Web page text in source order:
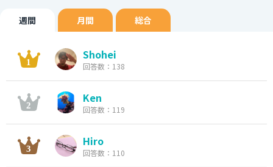
週間 月間 総合
Shohei
回答数：138
Ken
回答数：119
Hiro
回答数：110